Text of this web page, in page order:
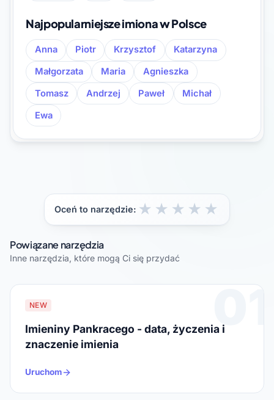
Najpopularniejsze imiona w Polsce
Anna Piotr Krzysztof
Katarzyna
Małgorzata
Maria
Agnieszka
Tomasz
Andrzej Paweł
Michał
Ewa
Oceń to narzędzie: ★
★
★
★
★
Powiązane narzędzia
Inne narzędzia, które mogą Ci się przydać
01
NEW
Imieniny Pankracego - data, życzenia i
znaczenie imienia
Uruchom